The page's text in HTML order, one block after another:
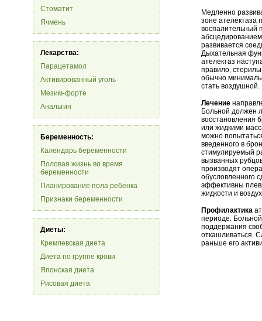
Стоматит
Ячмень
Лекарства:
Парацетамол
Активированный уголь
Мезим-форте
Анальгин
Беременность:
Календарь беременности
Половая жизнь во время
беременности
Планирование пола ребенка
Признаки беременности
Диеты:
Кремлевская диета
Диета по группе крови
Японская диета
Рисовая диета
Медленно
зоне ателектаза
воспалительный
развивается
Дыхательная
ателектаз
правило,
обычно
стать воздушной.
Лечение
Больной должен
восстановления
или жидкими
можно
введенного в
стимулируемый
вызванных
производят
обусловленного
эффективны
жидкости и
Профилактика
периоде.
поддержания
откашливаться.
раньше его